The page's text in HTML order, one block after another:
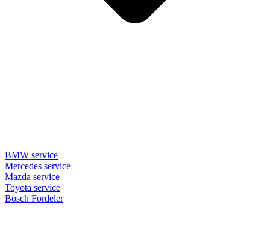
BMW service
Mercedes service
Mazda service
Toyota service
Bosch Fordeler